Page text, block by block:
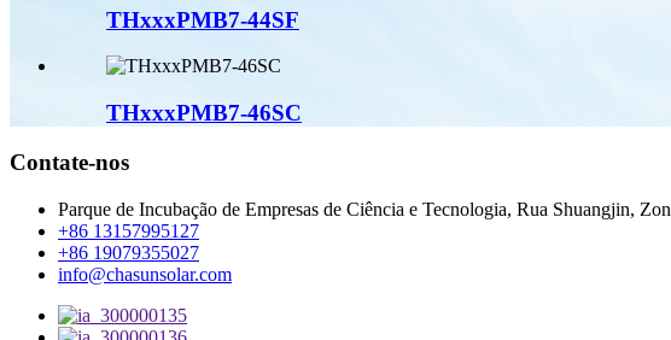
THxxxPMB7-44SF
THxxxPMB7-46SC
Contate-nos
Parque de Incubação de Empresas de Ciência e Tecnologia, Rua Shuangjin,
+86 13157995127
+86 19079355027
info@chasunsolar.com